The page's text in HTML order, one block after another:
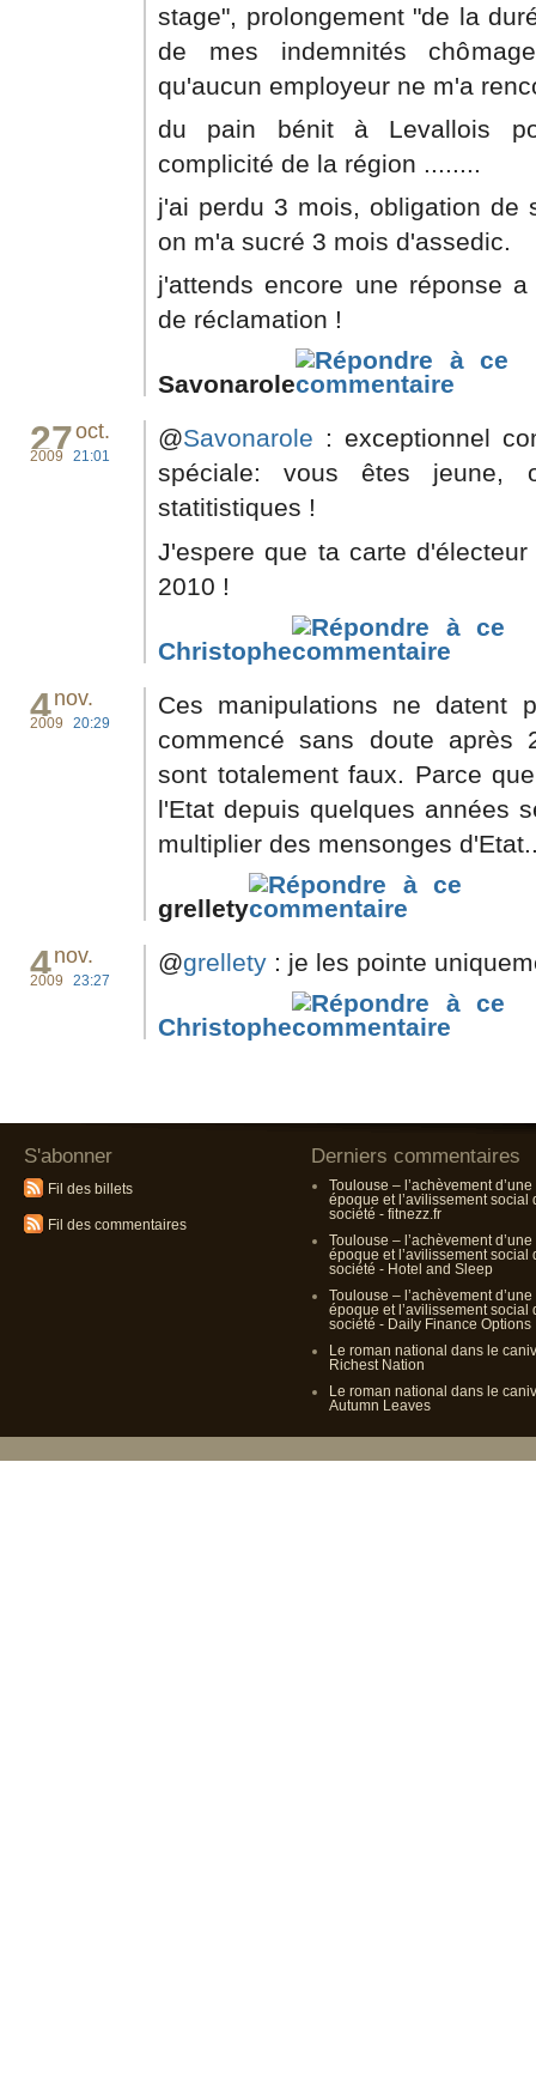
stage", prolongement "de la
de mes indemnités
qu'aucun employeur ne m'a
du pain bénit à Levallois
complicité de la région ........
j'ai perdu 3 mois, obligation de
on m'a sucré 3 mois d'assedic.
j'attends encore une réponse
de réclamation !
Savonarole
27oct.
2009 21:01
@Savonarole : exceptionnel
spéciale: vous êtes jeune,
statitistiques !
J'espere que ta carte
2010 !
Christophe
4nov.
2009 20:29
Ces manipulations ne datent
commencé sans doute après
sont totalement faux. Parce
l'Etat depuis quelques années
multiplier des mensonges
grellety
4nov.
2009 23:27
@grellety : je les pointe
Christophe
S'abonner
Fil des billets
Fil des commentaires
Derniers commentaires
Toulouse – l’achèvement d’une
époque et l’avilissement social
société - fitnezz.fr
Toulouse – l’achèvement d’une
époque et l’avilissement social
société - Hotel and Sleep
Toulouse – l’achèvement d’une
époque et l’avilissement social
société - Daily Finance Options
Le roman national dans le
Richest Nation
Le roman national dans le
Autumn Leaves